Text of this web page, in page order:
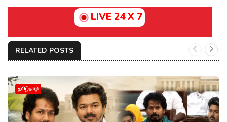
LIVE 24 X 7
RELATED POSTS
தமிழ்நாடு